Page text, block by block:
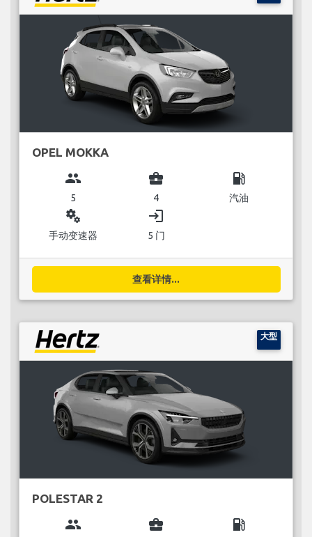
OPEL MOKKA
group
5
business_center
4
local_gas_station
汽油
miscellaneous_services
手动变速器
login
5 门
查看详情...
大型
POLESTAR 2
group business_center local_gas_station